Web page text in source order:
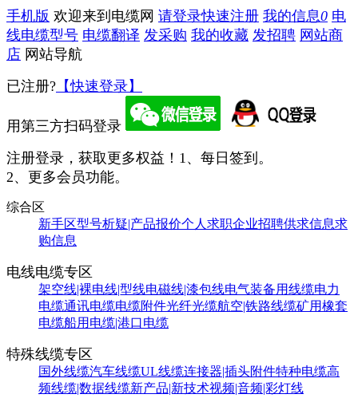
手机版 欢迎来到电缆网 请登录快速注册 我的信息0 电
线电缆型号 电缆翻译 发采购 我的收藏 发招聘 网站商
店 网站导航
已注册? 【快速登录】
用第三方扫码登录
注册登录，获取更多权益！ 1、每日签到。
2、更多会员功能。
综合区
新手区型号析疑|产品报价个人求职企业招聘供求信息求
购信息
电线电缆专区
架空线|裸电线|型线电磁线|漆包线电气装备用线缆电力
电缆通讯电缆电缆附件光纤光缆航空|铁路线缆矿用橡套
电缆船用电缆|港口电缆
特殊线缆专区
国外线缆汽车线缆UL线缆连接器|插头附件特种电缆高
频线缆|数据线缆新产品|新技术视频|音频|彩灯线